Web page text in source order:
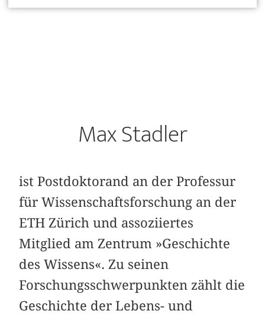
Max Stadler
ist Postdoktorand an der Professur
für Wissenschaftsforschung an der
ETH Zürich und assoziiertes
Mitglied am Zentrum »Geschichte
des Wissens«. Zu seinen
Forschungsschwerpunkten zählt die
Geschichte der Lebens- und